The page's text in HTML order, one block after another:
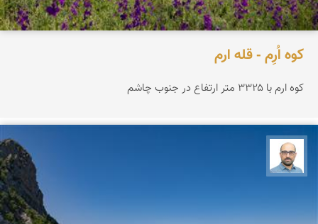
کوه اُرِم - قله ارم
کوه ارم با ۳۳۲۵ متر ارتفاع در جنوب چاشم